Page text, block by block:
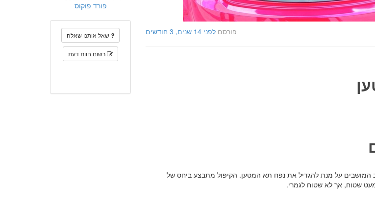
פורסם לפני 14 שנים, 3 חודשים
המושבים על מנת להגדיל את נפח תא המטען. הקיפול מתבצע ביחס של
פורד פוקוס
שאל אותנו שאלה
רשום חוות דעת